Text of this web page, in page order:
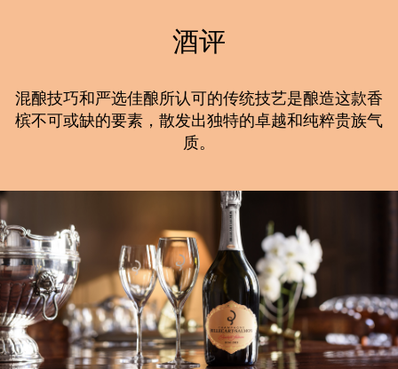
酒评
混酿技巧和严选佳酿所认可的传统技艺是酿造这款香
槟不可或缺的要素，散发出独特的卓越和纯粹贵族气
质。